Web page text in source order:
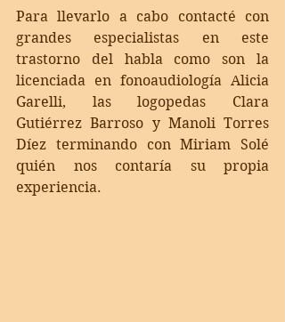
Para llevarlo a cabo contacté con
grandes especialistas en este
trastorno del habla como son la
licenciada en fonoaudiología Alicia
Garelli, las logopedas Clara
Gutiérrez Barroso y Manoli Torres
Díez terminando con Miriam Solé
quién nos contaría su propia
experiencia.